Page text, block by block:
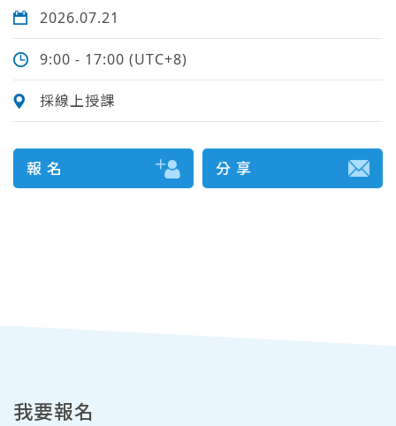
2026.07.21
9:00 - 17:00 (UTC+8)
採線上授課
報 名 分 享
我要報名